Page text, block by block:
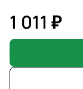
1 011 ₽